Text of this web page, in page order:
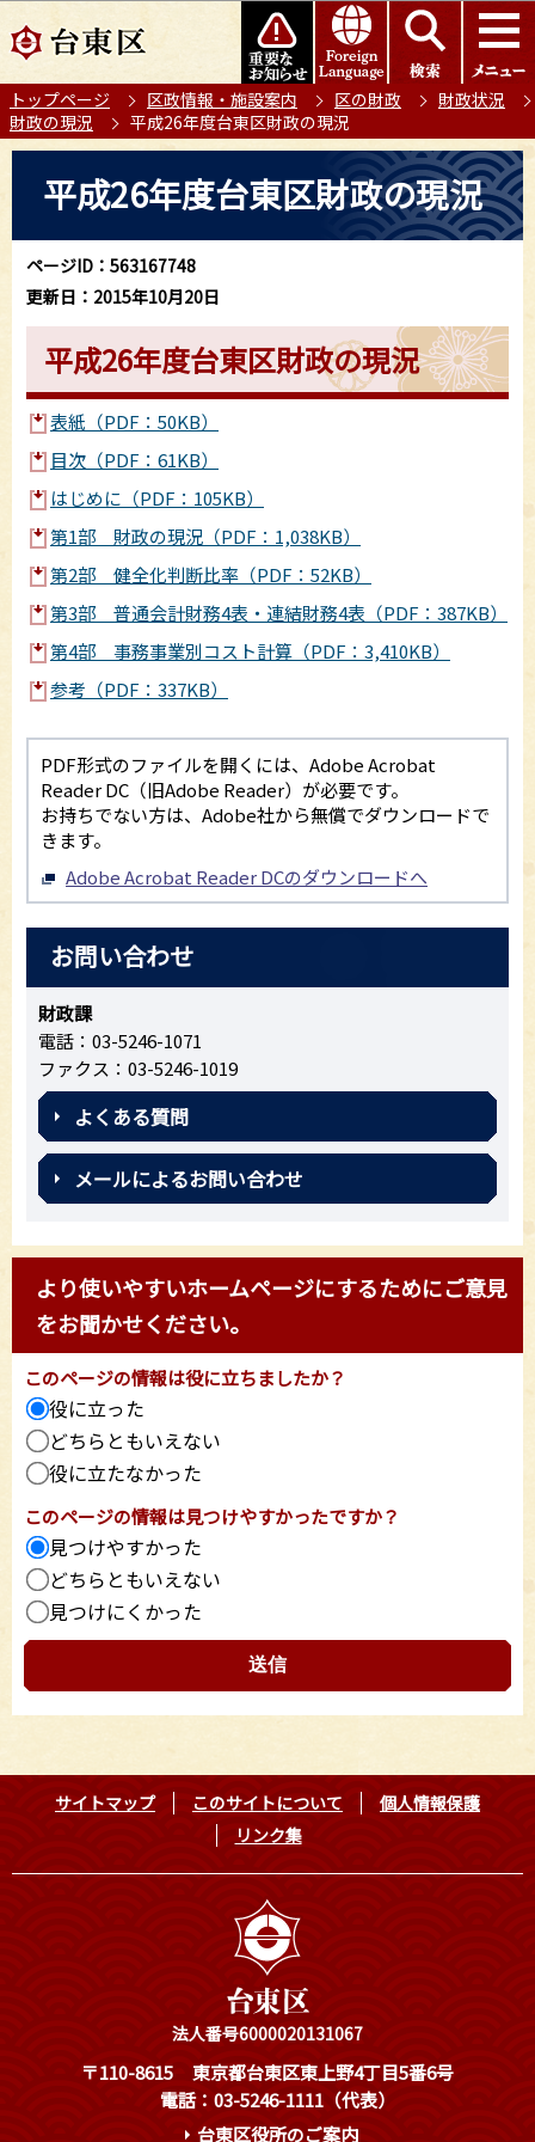
の
ー
ジ
このページの本文へ移動
トップページ 区政情報・施設案内 区の財政
財政状況
財政の現況
平成26年度台東区財政の現況
か
平成26年度台東区財政の現況
ページID：563167748
更新日：2015年10月20日
平成26年度台東区財政の現況
表紙（PDF：50KB）
目次（PDF：61KB）
はじめに（PDF：105KB）
第1部 財政の現況（PDF：1,038KB）
第2部 健全化判断比率（PDF：52KB）
第3部 普通会計財務4表・連結財務4表（PDF：387KB）
第4部 事務事業別コスト計算（PDF：3,410KB）
参考（PDF：337KB）
PDF形式のファイルを開くには、Adobe Acrobat
Reader DC（旧Adobe Reader）が必要です。
お持ちでない方は、Adobe社から無償でダウンロードで
きます。
Adobe Acrobat Reader DCのダウンロードへ
お問い合わせ
財政課
電話：03-5246-1071
ファクス：03-5246-1019
よくある質問
メールによるお問い合わせ
より使いやすいホームページにするためにご意見
をお聞かせください。
このページの情報は役に立ちましたか？
役に立った
どちらともいえない
役に立たなかった
このページの情報は見つけやすかったですか？
見つけやすかった
どちらともいえない
見つけにくかった
サイトマップ このサイトについて
個人情報保護
リンク集
法人番号6000020131067
〒110-8615
東京都台東区東上野4丁目5番6号
電話：03-5246-1111（代表）
台東区役所のご案内